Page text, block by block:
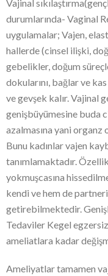
Vajinal
durumlarında- Vaginal
uygulamalar; Vajen,
hallerde (cinsel ilişki,
gebelikler, doğum
dokularını, bağlar ve
ve gevşek kalır. Vajinal
genişbüyümesine buda
azalmasına yani organz
Bunu kadınlar vajen
tanımlamaktadır.
yokmuşcasına
kendi ve hem de
getirebilmektedir.
Tedaviler Kegel
ameliatlara kadar
Ameliyatlar tamamen